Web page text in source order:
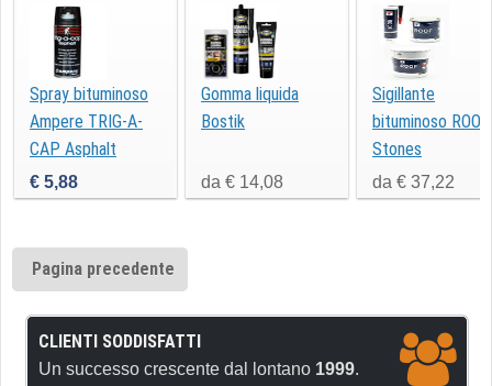
Spray bituminoso
Ampere TRIG-A-
CAP Asphalt
400ml
€ 5,88
Gomma liquida
Bostik
da € 14,08
Sigillante
bituminoso ROOF
Stones
da € 37,22
Pagina precedente
CLIENTI SODDISFATTI
Un successo crescente dal lontano 1999.